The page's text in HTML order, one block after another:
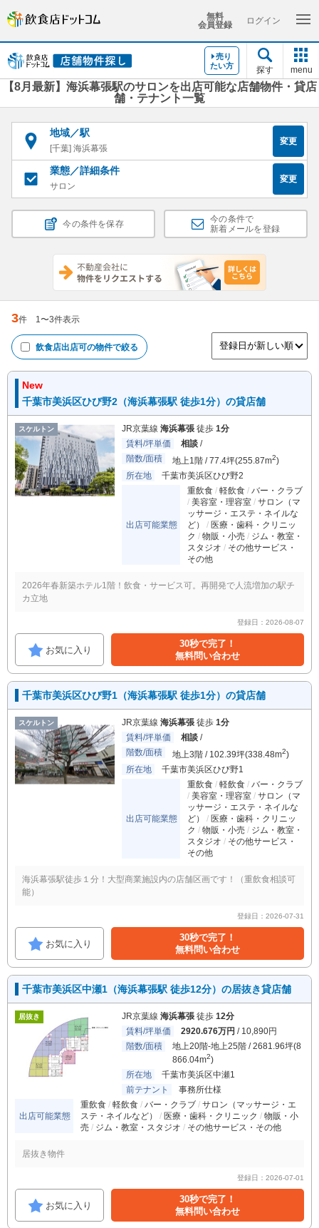
無料
会員登録
ログイン
売り
たい方
探す menu
【8月最新】海浜幕張駅のサロンを出店可能な店舗物件・貸店
舗・テナント一覧
地域／駅
[千葉] 海浜幕張
変更
業態／詳細条件
サロン
変更
今の条件を保存
今の条件で
新着メールを登録
3件 1〜3件表示
飲食店出店可の物件で絞る
New
千葉市美浜区ひび野2（海浜幕張駅 徒歩1分）の貸店舗
スケルトン JR京葉線 海浜幕張 徒歩 1分
賃料/坪単価
相談 /
階数/面積
地上1階 / 77.4坪(255.87m2)
所在地
千葉市美浜区ひび野2
出店可能業態
重飲食 軽飲食
バー・クラブ
美容室・理容室
サロン（マ
ッサージ・エステ・ネイルな
ど）
医療・歯科・クリニッ
ク
物販・小売
ジム・教室・
スタジオ
その他サービス・
その他
2026年春新築ホテル1階！飲食・サービス可。再開発で人流増加の駅チ
カ立地
登録日：2026-08-07
お気に入り
30秒で完了！
無料問い合わせ
千葉市美浜区ひび野1（海浜幕張駅 徒歩1分）の貸店舗
スケルトン JR京葉線 海浜幕張 徒歩 1分
賃料/坪単価
相談 /
階数/面積
地上3階 / 102.39坪(338.48m2)
所在地
千葉市美浜区ひび野1
出店可能業態
重飲食 軽飲食
バー・クラブ
美容室・理容室
サロン（マ
ッサージ・エステ・ネイルな
ど）
医療・歯科・クリニッ
ク
物販・小売
ジム・教室・
スタジオ
その他サービス・
その他
海浜幕張駅徒歩１分！大型商業施設内の店舗区画です！（重飲食相談可
能）
登録日：2026-07-31
お気に入り
30秒で完了！
無料問い合わせ
千葉市美浜区中瀬1（海浜幕張駅 徒歩12分）の居抜き貸店舗
居抜き JR京葉線 海浜幕張 徒歩 12分
賃料/坪単価
2920.676万円 / 10,890円
階数/面積
地上20階-地上25階 / 2681.96坪(8
866.04m2)
所在地
千葉市美浜区中瀬1
前テナント
事務所仕様
出店可能業態
重飲食 軽飲食 バー・クラブ
サロン（マッサージ・エ
ステ・ネイルなど）
医療・歯科・クリニック
物販・小
売
ジム・教室・スタジオ その他サービス・その他
居抜き物件
登録日：2026-07-01
お気に入り
30秒で完了！
無料問い合わせ